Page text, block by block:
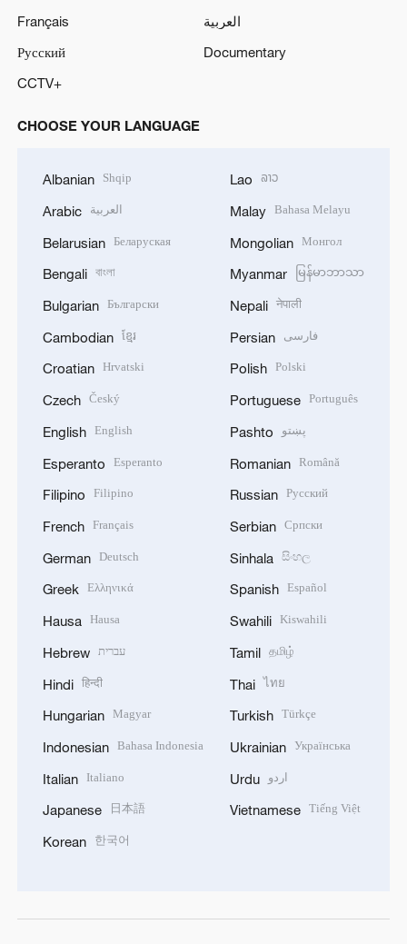
Français
العربية
Русский
Documentary
CCTV+
CHOOSE YOUR LANGUAGE
Albanian Shqip
Arabic العربية
Belarusian Беларуская
Bengali বাংলা
Bulgarian Български
Cambodian ខ្មែរ
Croatian Hrvatski
Czech Český
English English
Esperanto Esperanto
Filipino Filipino
French Français
German Deutsch
Greek Ελληνικά
Hausa Hausa
Hebrew עברית
Hindi हिन्दी
Hungarian Magyar
Indonesian Bahasa Indonesia
Italian Italiano
Japanese 日本語
Korean 한국어
Lao ລາວ
Malay Bahasa Melayu
Mongolian Монгол
Myanmar မြန်မာဘာသာ
Nepali नेपाली
Persian فارسی
Polish Polski
Portuguese Português
Pashto پښتو
Romanian Română
Russian Русский
Serbian Српски
Sinhala සිංහල
Spanish Español
Swahili Kiswahili
Tamil தமிழ்
Thai ไทย
Turkish Türkçe
Ukrainian Українська
Urdu اردو
Vietnamese Tiếng Việt